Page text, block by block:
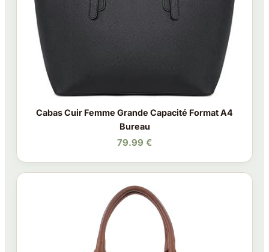
Cabas Cuir Femme Grande Capacité Format A4
Bureau
79.99 €